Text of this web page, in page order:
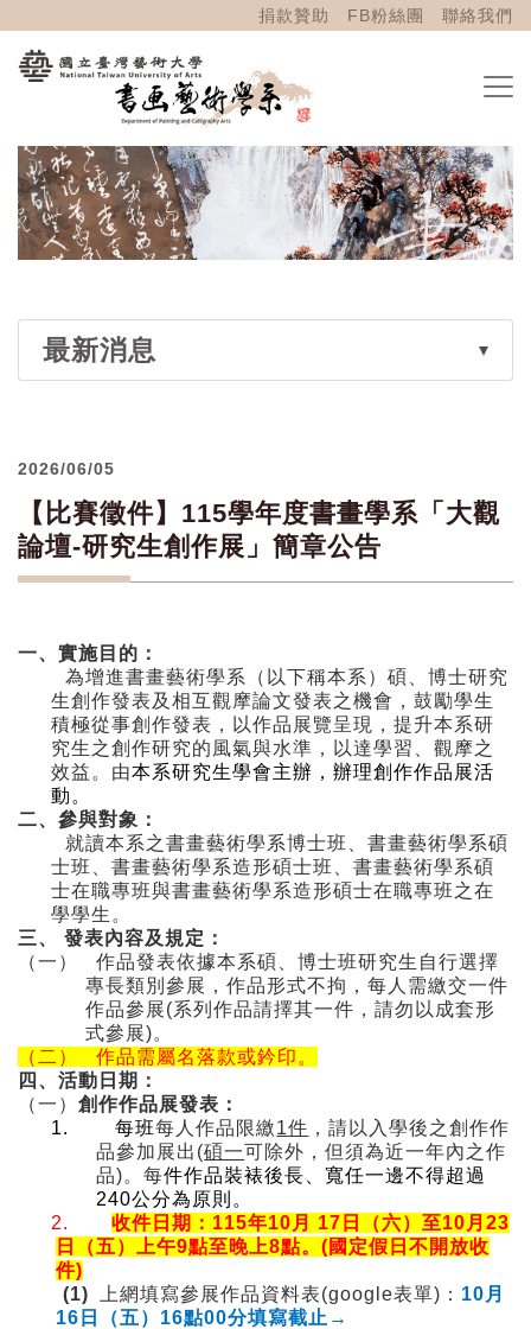
捐款贊助 FB粉絲團 聯絡我們
最新消息
2026/06/05
【比賽徵件】115學年度書畫學系「大觀
論壇-研究生創作展」簡章公告
一、實施目的：
為增進書畫藝術學系（以下稱本系）碩、博士研究
生創作發表及相互觀摩論文發表之機會，鼓勵學生
積極從事創作發表，以作品展覽呈現，提升本系研
究生之創作研究的風氣與水準，以達學習、觀摩之
效益。 由本系研究生學會主辦，辦理創作作品展活
動。
二、參與對象：
就讀本系之書畫藝術學系博士班、書畫藝術學系碩
士班、書畫藝術學系造形碩士班、書畫藝術學系碩
士在職專班與書畫藝術學系造形碩士在職專班之在
學學生。
三、 發表內容及規定：
（一）
作品發表依據本系碩、博士班研究生自行選擇
專長類別參展，作品形式不拘，每人需繳交一件
作品參展(系列作品請擇其一件，請勿以成套形
式參展)。
（二）
作品需屬名落款或鈐印。
四、活動日期：
（一） 創作作品展發表：
1.
每班每人作品限繳1件 ，請以入學後之創作作
品參加展出 (碩一可除外，但須為近一年內之作
品)。每件作品裝裱後長、寬任一邊不得超過
240公分為原則。
2.
收件日期： 115年10 月 17 日（六）至10 月23
日（五）上午9點至晚上8點。 ( 國定假日不開放收
件)
(1)
上網填寫參展作品資料表(google表單) ： 10 月
16 日（五） 16點00分填寫截止→